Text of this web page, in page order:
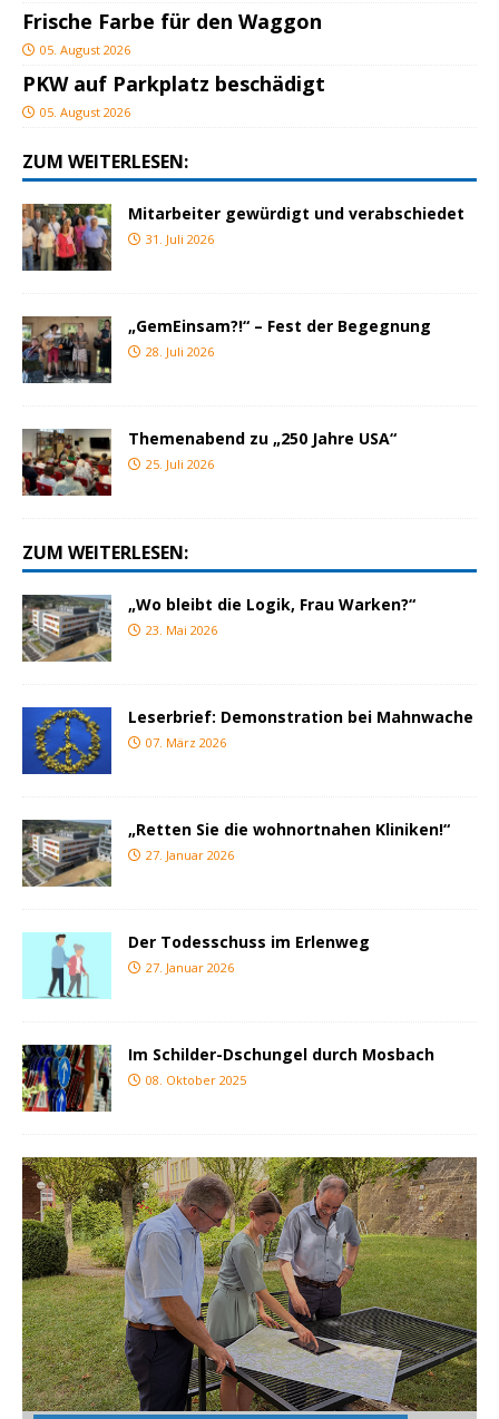
Frische Farbe für den Waggon
05. August 2026
PKW auf Parkplatz beschädigt
05. August 2026
ZUM WEITERLESEN:
Mitarbeiter gewürdigt und verabschiedet
31. Juli 2026
„GemEinsam?!“ – Fest der Begegnung
28. Juli 2026
Themenabend zu „250 Jahre USA“
25. Juli 2026
ZUM WEITERLESEN:
„Wo bleibt die Logik, Frau Warken?“
23. Mai 2026
Leserbrief: Demonstration bei Mahnwache
07. März 2026
„Retten Sie die wohnortnahen Kliniken!“
27. Januar 2026
Der Todesschuss im Erlenweg
27. Januar 2026
Im Schilder-Dschungel durch Mosbach
08. Oktober 2025